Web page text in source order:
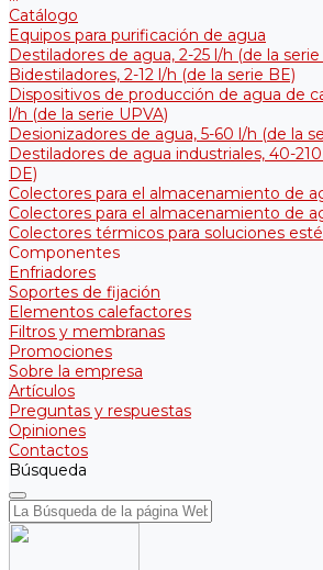
Catálogo
Equipos para purificación de agua
Destiladores de agua, 2-25 l/h (de la
Bidestiladores, 2-12 l/h (de la serie BE)
Dispositivos de producción de agua de
l/h (de la serie UPVA)
Desionizadores de agua, 5-60 l/h (de la
Destiladores de agua industriales, 40-
DE)
Colectores para el almacenamiento de
Colectores para el almacenamiento de
Colectores térmicos para soluciones
Componentes
Enfriadores
Soportes de fijación
Elementos calefactores
Filtros y membranas
Promociones
Sobre la empresa
Artículos
Preguntas y respuestas
Opiniones
Contactos
Búsqueda